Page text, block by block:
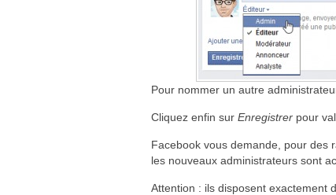
Pour nommer un autre
Cliquez enfin sur Enregistrer pour
Facebook vous demande, pour des
les nouveaux administrateurs sont
Attention : ils disposent exactement